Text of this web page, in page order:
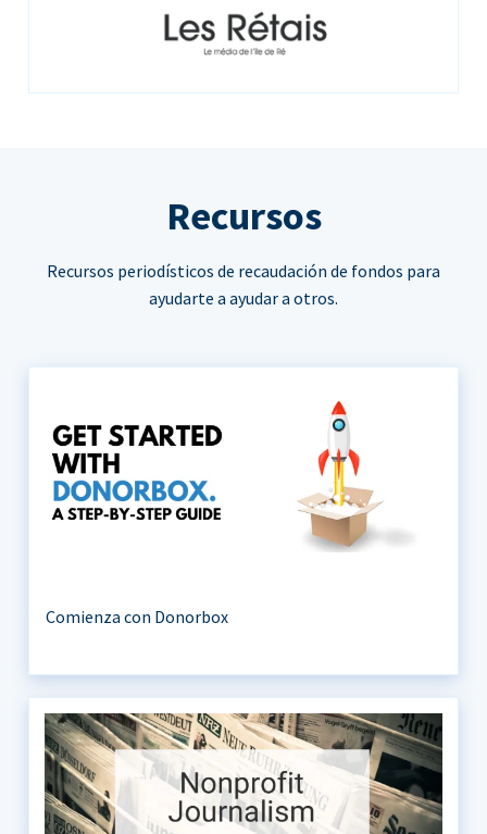
Recursos
Recursos periodísticos de recaudación de fondos para
ayudarte a ayudar a otros.
Comienza con Donorbox